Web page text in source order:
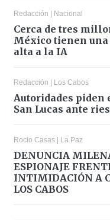
Redacción | Nacional
Cerca de tres
México tienen
alta a la IA
Redacción | Los Cabos
Autoridades piden
San Lucas ante
Rocio Casas | La Paz
DENUNCIA
ESPIONAJE
INTIMIDACIÓN A
LOS CABOS